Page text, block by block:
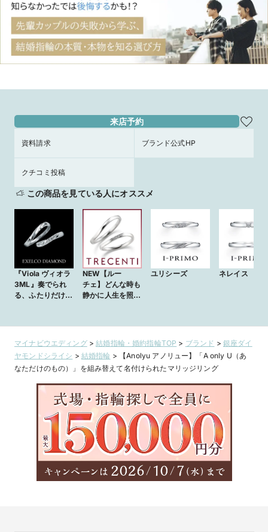
来店予約
資料請求 ブランド公式HP
クチコミ投稿
この商品を見ている人にオススメ
『Viola ヴィオラ
3ML』奏でられ
る、ふたりだけの
NEW【ルー
チェ】どんな時も
静かに人生を照ら
ユリシーズ ネレイス
マイナビウエディング>結婚指輪・婚約指輪TOP > ブランド > 銀座ダイ
ヤモンドシライシ > 結婚指輪 >
【Anolyu アノリュー】「A only U（あ
なただけのもの）」を組み替えて名付けられたマリッジリング